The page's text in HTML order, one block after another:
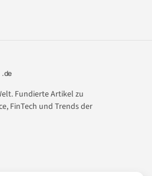
.de
Fundierte Artikel zu
FinTech und Trends der